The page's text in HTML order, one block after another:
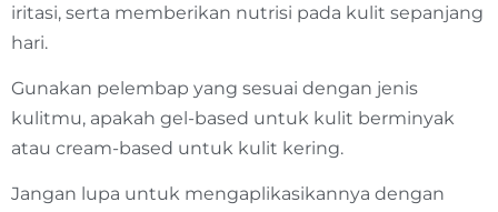
iritasi, serta memberikan nutrisi pada kulit sepanjang
hari.
Gunakan pelembap yang sesuai dengan jenis
kulitmu, apakah gel-based untuk kulit berminyak
atau cream-based untuk kulit kering.
Jangan lupa untuk mengaplikasikannya dengan